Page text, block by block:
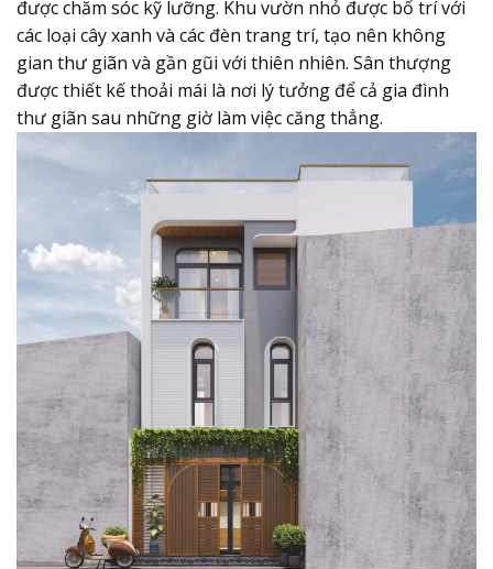
được chăm sóc kỹ lưỡng. Khu vườn nhỏ được bố trí với
các loại cây xanh và các đèn trang trí, tạo nên không
gian thư giãn và gần gũi với thiên nhiên. Sân thượng
được thiết kế thoải mái là nơi lý tưởng để cả gia đình
thư giãn sau những giờ làm việc căng thẳng.